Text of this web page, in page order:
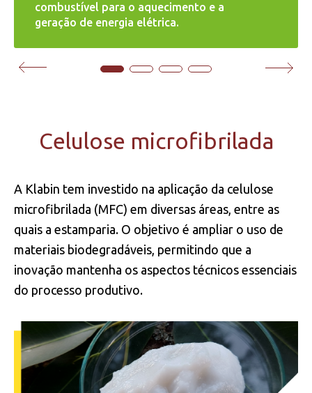
combustível para o aquecimento e a
geração de energia elétrica.
Celulose microfibrilada
A Klabin tem investido na aplicação da celulose
microfibrilada (MFC) em diversas áreas, entre as
quais a estamparia. O objetivo é ampliar o uso de
materiais biodegradáveis, permitindo que a
inovação mantenha os aspectos técnicos essenciais
do processo produtivo.